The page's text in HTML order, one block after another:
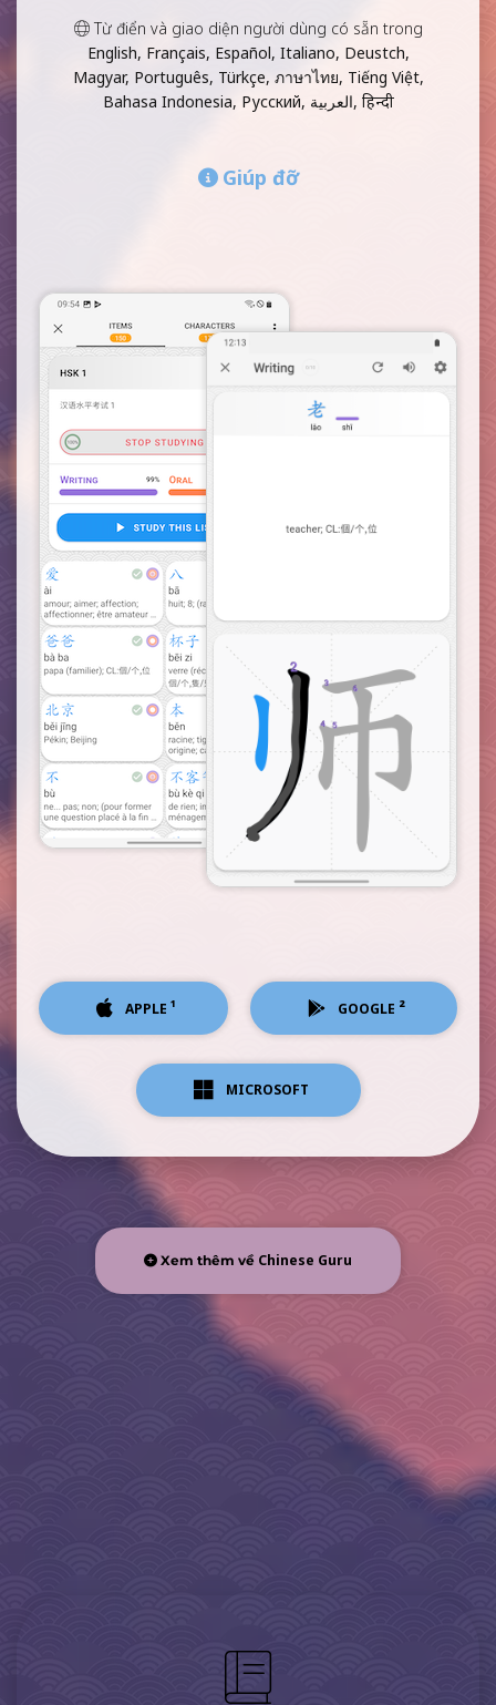
Từ điển và giao diện người dùng có sẵn trong
English, Français, Español, Italiano, Deustch,
Magyar, Português, Türkçe, ภาษาไทย, Tiếng Việt,
Bahasa Indonesia, Русский, العربية, हिन्दी
Giúp đỡ
APPLE ¹ GOOGLE ²
MICROSOFT
Xem thêm về Chinese Guru